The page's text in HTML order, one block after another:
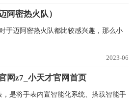
阿密热火队）
于迈阿密热火队都比较感兴趣，那么小
2023-06
网z7_小天才官网首页
，是将手表内置智能化系统、搭载智能手